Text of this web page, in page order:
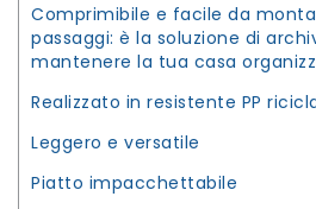
Comprimibile e facile da
passaggi: è la soluzione di
mantenere la tua casa
Realizzato in resistente PP
Leggero e versatile
Piatto impacchettabile